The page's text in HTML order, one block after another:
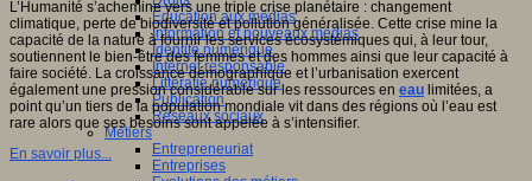
Education aux médias
Information et nouveaux médias
Identité numérique
Internet responsable
Littératie numérique
Publication
Réseaux sociaux
Métiers
Entrepreneuriat
Entreprises
L’Humanité s’achemine vers une triple crise planétaire : changement
climatique, perte de biodiversité et pollution généralisée. Cette crise mine la
capacité de la nature à fournir les services écosystémiques qui, à leur tour,
soutiennent le bien-être des femmes et des hommes ainsi que leur capacité à
faire société. La croissance démographique et l’urbanisation exercent
également une pression considérable sur les ressources en eau limitées, a
point qu’un tiers de la population mondiale vit dans des régions où l’eau est
rare alors que ses besoins sont appelée à s’intensifier.
En savoir plus...